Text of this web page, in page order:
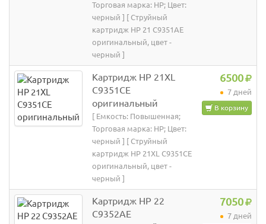
Торговая марка: HP; Цвет:
черный ] [ Струйный
картридж HP 21 C9351AE
оригинальный, цвет -
черный ]
Картридж HP 21XL
C9351CE
оригинальный
[ Емкость: Повышенная;
Торговая марка: HP; Цвет:
черный ] [ Струйный
картридж HP 21XL C9351CE
оригинальный, цвет -
черный ]
6500
7 дней
В корзину
Картридж HP 22
C9352AE
7050
7 дней